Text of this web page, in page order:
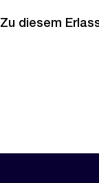
Zu diesem